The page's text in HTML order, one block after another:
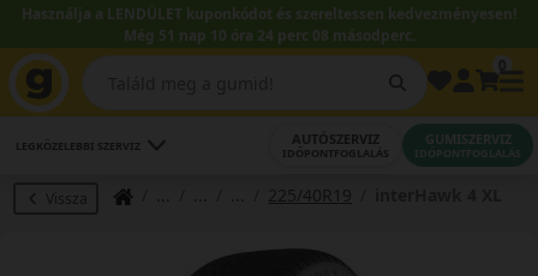
Használja a LENDÜLET kuponkódot és szereltessen kedvezményesen!
Még 51 nap 10 óra 24 perc 07 másodperc.
LEGKÖZELEBBI SZERVIZ AUTÓSZERVIZ
IDŐPONTFOGLALÁS
GUMISZERVIZ
IDŐPONTFOGLALÁS
Vissza 225/40R19